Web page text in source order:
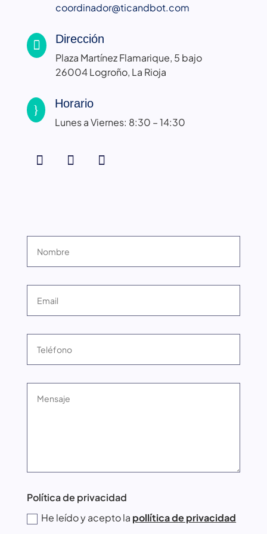
coordinador@ticandbot.com
 Dirección
Plaza Martínez Flamarique, 5 bajo
26004 Logroño, La Rioja
} Horario
Lunes a Viernes: 8:30 – 14:30
Política de privacidad
He leído y acepto la pollítica de privacidad